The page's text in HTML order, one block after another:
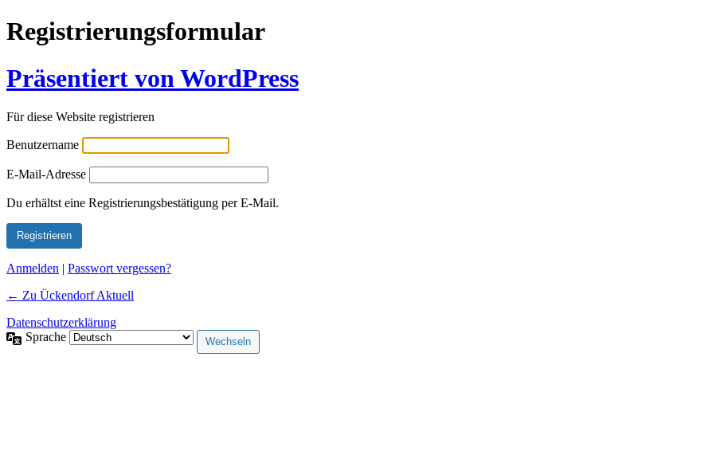
Registrierungsformular
Präsentiert von WordPress
Für diese Website registrieren
Benutzername
E-Mail-Adresse
Alternative:
Du erhältst eine Registrierungsbestätigung per E-Mail.
Anmelden | Passwort vergessen?
← Zu Ückendorf Aktuell
Datenschutzerklärung
Sprache